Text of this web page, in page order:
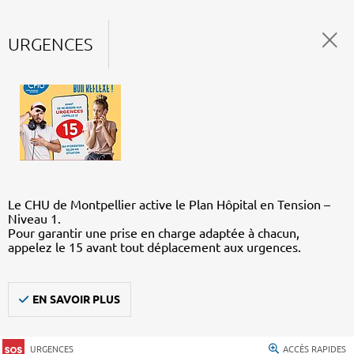
URGENCES
Le CHU de Montpellier active le Plan Hôpital en Tension –
Niveau 1.
Pour garantir une prise en charge adaptée à chacun,
appelez le 15 avant tout déplacement aux urgences.
EN SAVOIR PLUS
URGENCES ACCÈS RAPIDES